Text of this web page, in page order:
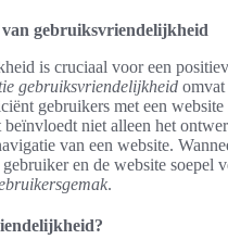
van gebruiksvriendelijkheid
is cruciaal voor een
gebruiksvriendelijkheid omvat
gebruikers met een website
beïnvloedt niet alleen het
van een website.
en de website soepel
.